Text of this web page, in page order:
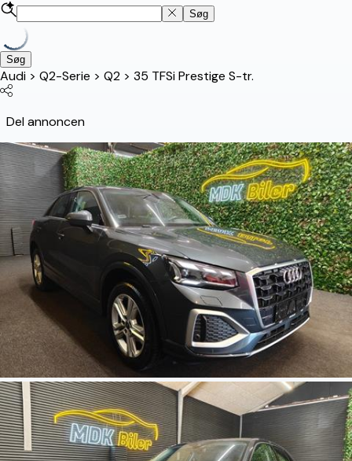
Søg
Søg
Audi > Q2-Serie > Q2 > 35 TFSi Prestige S-tr.
Del annoncen